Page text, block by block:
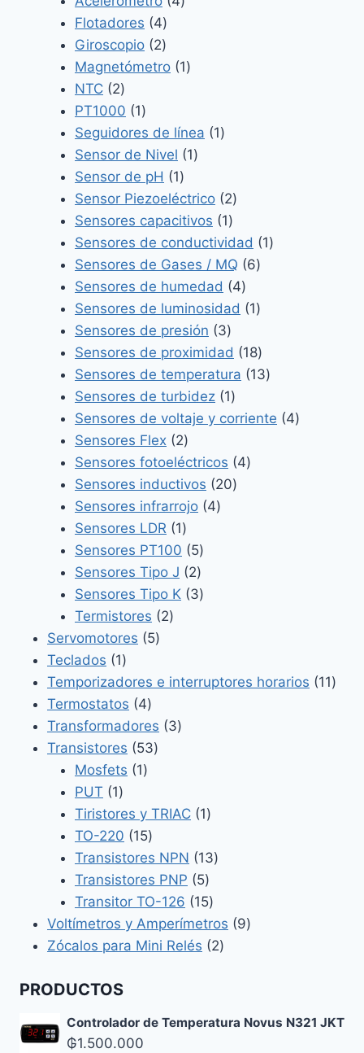
Flotadores 44
productos
Giroscopio 22
productos
Magnetómetro 11
NTC 22
productos
PT1000 11
producto
Seguidores de línea 11
Sensor de Nivel 11
Sensor de pH 11
producto
Sensor Piezoeléctrico 22
productos
Sensores capacitivos 11
producto
Sensores de conductividad 11
Sensores de Gases / MQ 66
Sensores de humedad 44
productos
Sensores de luminosidad 11
Sensores de presión 33
productos
Sensores de proximidad 1818
productos
Sensores de temperatura 1313
Sensores de turbidez 11
producto
Sensores de voltaje y corriente 44
Sensores Flex 22
productos
Sensores fotoeléctricos 44
Sensores inductivos 2020
Sensores infrarrojo 44
Sensores LDR 11
producto
Sensores PT100 55
productos
Sensores Tipo J 22
productos
Sensores Tipo K 33
Termistores 22
Servomotores 55
Teclados 11
producto
Temporizadores e interruptores horarios 1111
Termostatos 44
productos
Transformadores 33
Transistores 5353
Mosfets 11
PUT 11
producto
Tiristores y TRIAC 11
TO-220 1515
productos
Transistores NPN 1313
Transistores PNP 55
productos
Transitor TO-126 1515
productos
Voltímetros y Amperímetros 99
Zócalos para Mini Relés 22
PRODUCTOS
Controlador de Temperatura Novus N321 JKT
₲1.500.000